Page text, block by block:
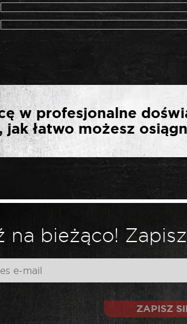
Wymagane pola są
w profesjonalne
jak łatwo możesz
na bieżąco!
ZAPISZ